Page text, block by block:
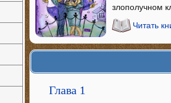
злополучном
Читать
Глава 1